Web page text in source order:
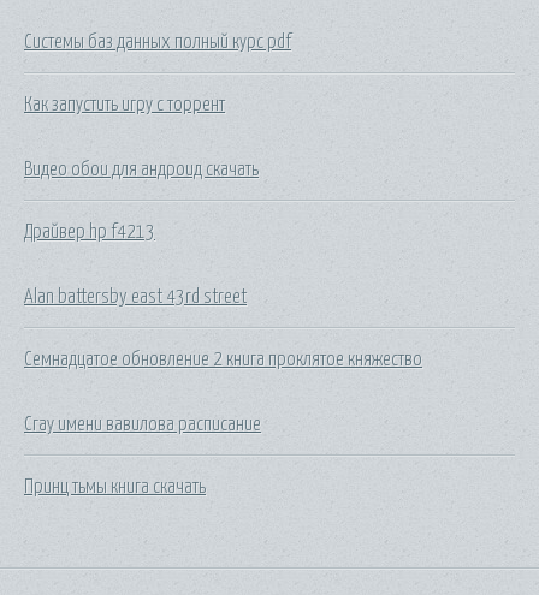
Системы баз данных полный курс pdf
Как запустить игру с торрент
Видео обои для андроид скачать
Драйвер hp f4213
Alan battersby east 43rd street
Семнадцатое обновление 2 книга проклятое княжество
Сгау имени вавилова расписание
Принц тьмы книга скачать